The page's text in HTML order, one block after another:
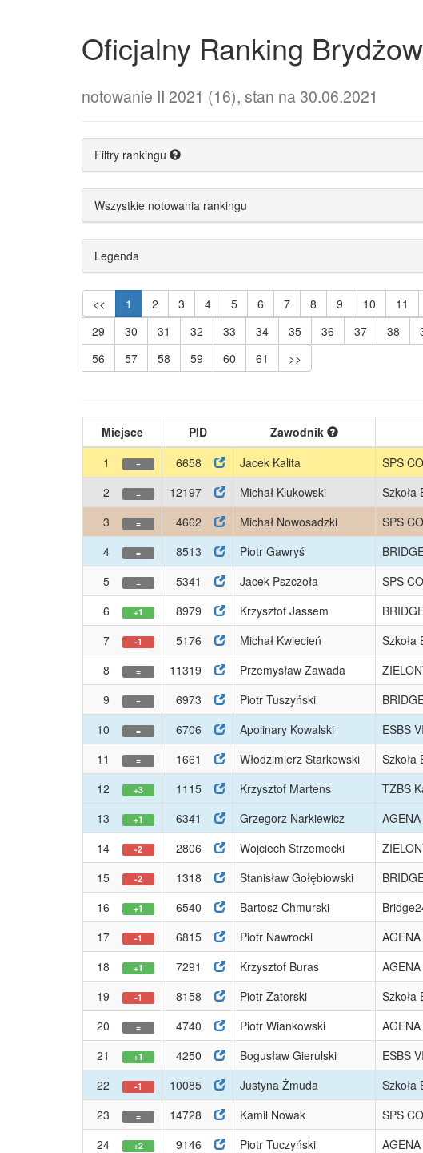
Oficjalny Ranking
notowanie II 2021 (16), stan na 30.06.2021
Filtry rankingu
Wszystkie notowania rankingu
Legenda
<< 1 2 3 4 5 6 7 8 9 10 11
29
30 31 32 33 34 35 36 37 38
56
57 58 59 60 61
>>
Miejsce PID Zawodnik
1
= 6658 Jacek Kalita SPS
2
= 12197 Michał Klukowski Szkoła
3
= 4662 Michał Nowosadzki SPS
4
= 8513 Piotr Gawryś
5
= 5341 Jacek Pszczoła SPS
6
+1 8979 Krzysztof Jassem
7
-1 5176 Michał Kwiecień Szkoła
8
= 11319 Przemysław Zawada
9
= 6973 Piotr Tuszyński
10
= 6706 Apolinary Kowalski ESBS
11
= 1661 Włodzimierz Starkowski Szkoła
12
+3 1115 Krzysztof Martens TZBS
13
+1 6341 Grzegorz Narkiewicz
14
-2 2806 Wojciech Strzemecki
15
-2 1318 Stanisław Gołębiowski
16
+1 6540 Bartosz Chmurski
17
-1 6815 Piotr Nawrocki
18
+1 7291 Krzysztof Buras
19
-1 8158 Piotr Zatorski Szkoła
20
= 4740 Piotr Wiankowski
21
+1 4250 Bogusław Gierulski ESBS
22
-1 10085 Justyna Żmuda Szkoła
23
= 14728 Kamil Nowak SPS
24
+2 9146 Piotr Tuczyński